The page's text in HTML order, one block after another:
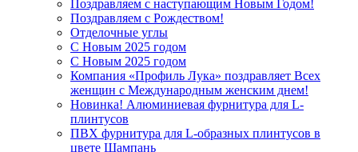
Поздравляем с наступающим Новым Годом!
Поздравляем с Рождеством!
Отделочные углы
С Новым 2025 годом
С Новым 2025 годом
Компания «Профиль Лука» поздравляет Всех
женщин с Международным женским днем!
Новинка! Алюминиевая фурнитура для L-
плинтусов
ПВХ фурнитура для L-образных плинтусов в
цвете Шампань